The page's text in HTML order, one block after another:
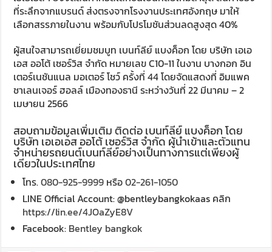
ที่ระลึกจากแบรนด์ ส่งตรงจากโรงงานประเทศอังกฤษ มาให้
เลือกสรรภายในงาน พร้อมกับโปรโมชันส่วนลดสูงสุด 40%
ผู้สนใจสามารถเยี่ยมชมบูท เบนท์ลีย์ แบงค็อก โดย บริษัท เอเอ
เอส ออโต้ เซอร์วิส จำกัด หมายเลข C10-11 ในงาน บางกอก อิน
เตอร์เนชันแนล มอเตอร์ โชว์ ครั้งที่ 44 โดยจัดแสดงที่ อิมแพค
ชาเลนเจอร์ ฮอลล์ เมืองทองธานี ระหว่างวันที่ 22 มีนาคม – 2
เมษายน 2566
สอบถามข้อมูลเพิ่มเติม ติดต่อ เบนท์ลีย์ แบงค็อก โดย
บริษัท เอเอเอส ออโต้ เซอร์วิส จำกัด ผู้นำเข้าและตัวแทน
จำหน่ายรถยนต์เบนท์ลีย์อย่างเป็นทางการแต่เพียงผู้
เดียวในประเทศไทย
โทร.080-925-9999 หรือ02-261-1050
LINE Official Account: @bentleybangkokaas คลิก
https://lin.ee/4JOaZyE8V
Facebook: Bentley bangkok